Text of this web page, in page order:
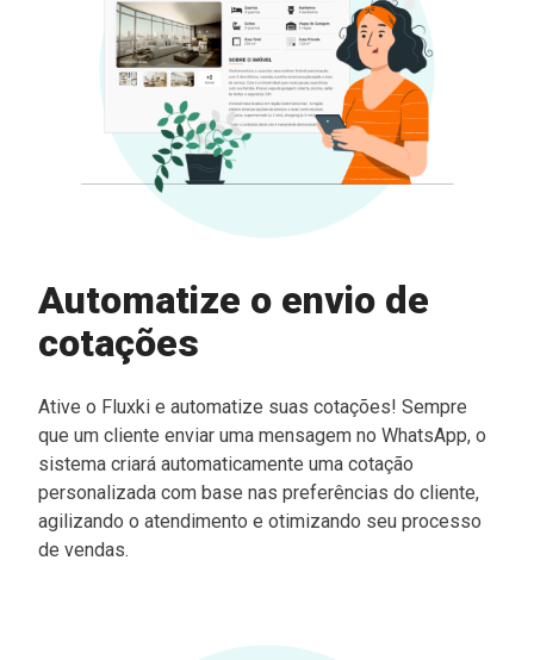
Automatize o envio de
cotações
Ative o Fluxki e automatize suas cotações! Sempre
que um cliente enviar uma mensagem no WhatsApp, o
sistema criará automaticamente uma cotação
personalizada com base nas preferências do cliente,
agilizando o atendimento e otimizando seu processo
de vendas.